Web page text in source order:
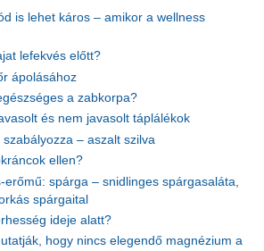
is lehet káros – amikor a wellness
lefekvés előtt?
ápolásához
a zabkorpa?
és nem javasolt táplálékok
– aszalt szilva
ellen?
erőmű: spárga – snidlinges spárgasaláta,
spárgaital
ideje alatt?
hogy nincs elegendő magnézium a